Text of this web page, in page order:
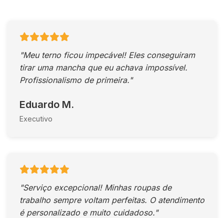
"Meu terno ficou impecável! Eles conseguiram
tirar uma mancha que eu achava impossível.
Profissionalismo de primeira."
Eduardo M.
Executivo
"Serviço excepcional! Minhas roupas de
trabalho sempre voltam perfeitas. O atendimento
é personalizado e muito cuidadoso."